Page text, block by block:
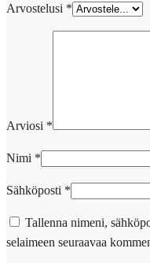
Arvostelusi *
Arviosi *
Nimi *
Sähköposti *
Tallenna nimeni,
selaimeen seuraavaa